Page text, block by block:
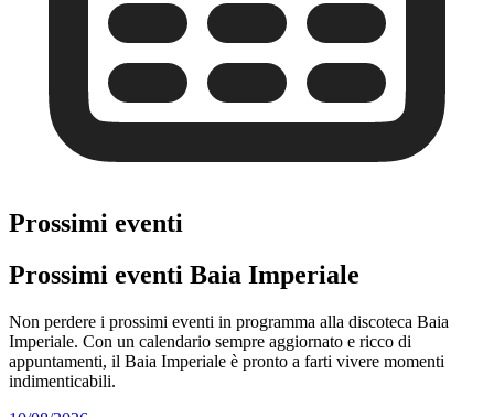
Prossimi eventi
Prossimi eventi Baia Imperiale
Non perdere i prossimi eventi in programma alla discoteca Baia
Imperiale. Con un calendario sempre aggiornato e ricco di
appuntamenti, il Baia Imperiale è pronto a farti vivere momenti
indimenticabili.